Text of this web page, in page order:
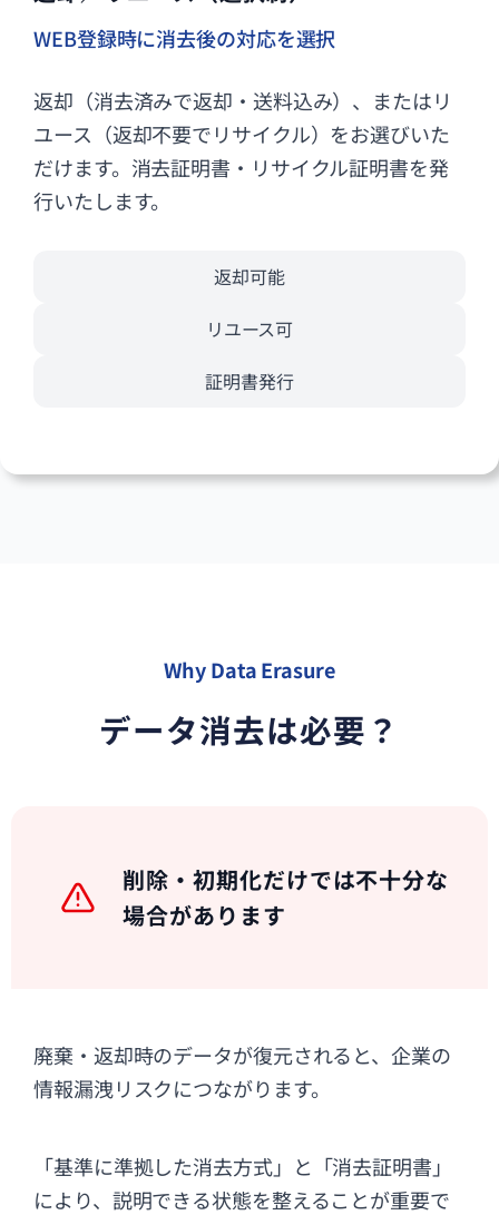
WEB登録時に消去後の対応を選択
返却（消去済みで返却・送料込み）、またはリ
ユース（返却不要でリサイクル）をお選びいた
だけます。消去証明書・リサイクル証明書を発
行いたします。
返却可能
リユース可
証明書発行
Why Data Erasure
データ消去は必要？
削除・初期化だけでは不十分な
場合があります
廃棄・返却時のデータが復元されると、企業の
情報漏洩リスクにつながります。
「基準に準拠した消去方式」と「消去証明書」
により、説明できる状態を整えることが重要で